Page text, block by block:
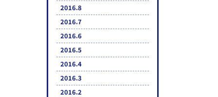
2016.8
2016.7
2016.6
2016.5
2016.4
2016.3
2016.2